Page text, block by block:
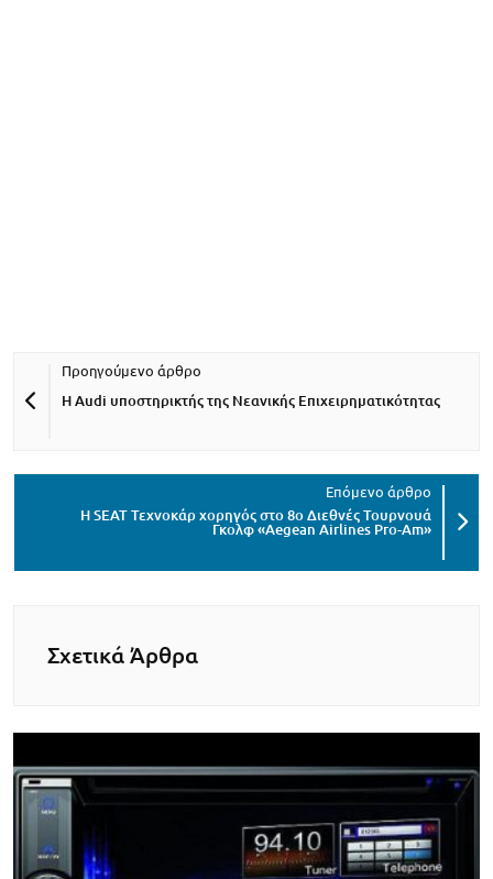
Η Audi υποστηρικτής της Νεανικής Επιχειρηματικότητας
H SEAT Τεχνοκάρ χορηγός στο 8o Διεθνές Τουρνουά
Γκολφ «Aegean Airlines Pro-Am»
Σχετικά Άρθρα